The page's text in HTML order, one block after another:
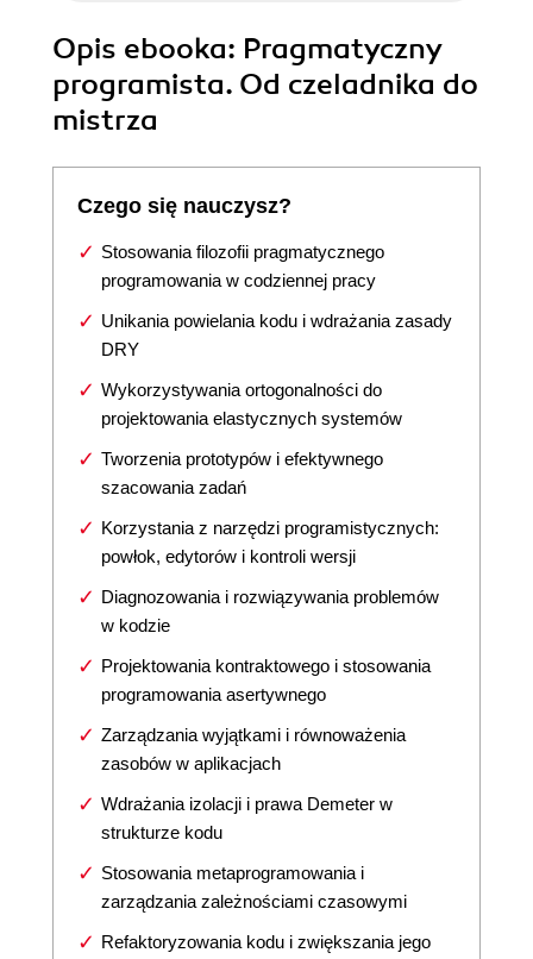
Opis ebooka: Pragmatyczny
programista. Od czeladnika do
mistrza
Czego się nauczysz?
Stosowania filozofii pragmatycznego
programowania w codziennej pracy
Unikania powielania kodu i wdrażania zasady
DRY
Wykorzystywania ortogonalności do
projektowania elastycznych systemów
Tworzenia prototypów i efektywnego
szacowania zadań
Korzystania z narzędzi programistycznych:
powłok, edytorów i kontroli wersji
Diagnozowania i rozwiązywania problemów
w kodzie
Projektowania kontraktowego i stosowania
programowania asertywnego
Zarządzania wyjątkami i równoważenia
zasobów w aplikacjach
Wdrażania izolacji i prawa Demeter w
strukturze kodu
Stosowania metaprogramowania i
zarządzania zależnościami czasowymi
Refaktoryzowania kodu i zwiększania jego